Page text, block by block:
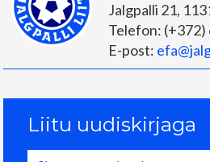
Jalgpalli 21,
Telefon: (+372)
E-post:
Liitu uudiskirjaga